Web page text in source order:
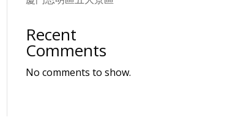
Recent
Comments
No comments to show.